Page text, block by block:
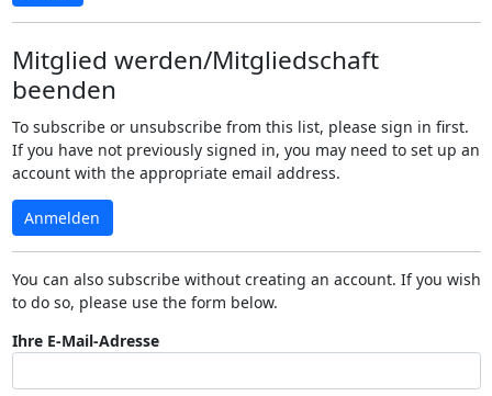
Mitglied werden/Mitgliedschaft
beenden
To subscribe or unsubscribe from this list, please sign in first.
If you have not previously signed in, you may need to set up an
account with the appropriate email address.
Anmelden
You can also subscribe without creating an account. If you wish
to do so, please use the form below.
Ihre E-Mail-Adresse